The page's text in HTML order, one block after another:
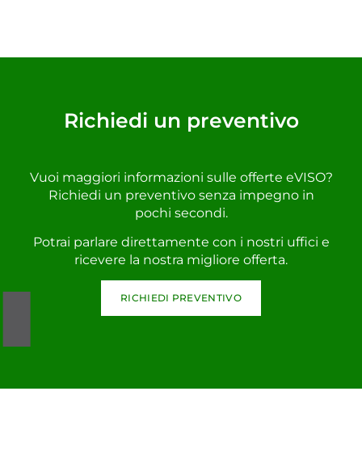
Richiedi un preventivo
Vuoi maggiori informazioni sulle offerte eVISO?
Richiedi un preventivo senza impegno in
pochi secondi.
Potrai parlare direttamente con i nostri uffici e
ricevere la nostra migliore offerta.
RICHIEDI PREVENTIVO